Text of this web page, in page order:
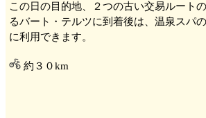
この日の目的地、２つの古い交易ルート
るバート・テルツに到着後は、温泉スパ
に利用できます。
約３０km